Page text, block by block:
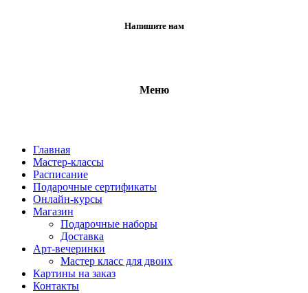
Напишите нам
Меню
Главная
Мастер-классы
Расписание
Подарочные сертификаты
Онлайн-курсы
Магазин
Подарочные наборы
Доставка
Арт-вечеринки
Мастер класс для двоих
Картины на заказ
Контакты